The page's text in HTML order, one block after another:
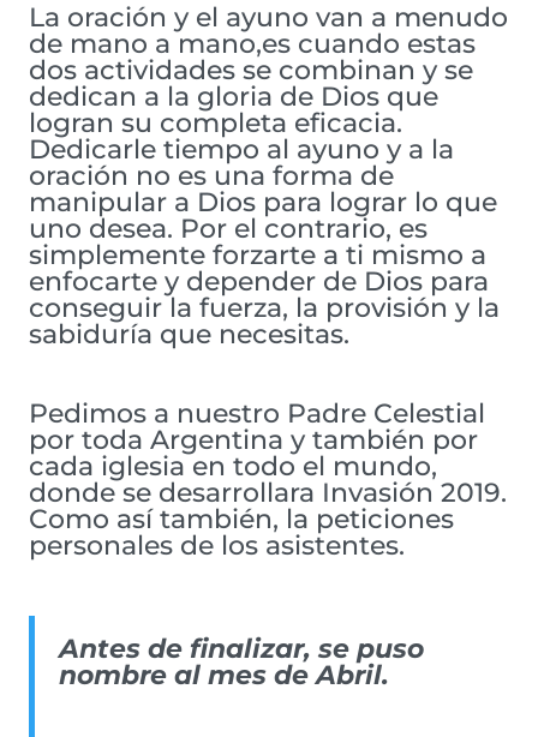
La oración y el ayuno van a menudo
de mano a mano,es cuando estas
dos actividades se combinan y se
dedican a la gloria de Dios que
logran su completa eficacia.
Dedicarle tiempo al ayuno y a la
oración no es una forma de
manipular a Dios para lograr lo que
uno desea. Por el contrario, es
simplemente forzarte a ti mismo a
enfocarte y depender de Dios para
conseguir la fuerza, la provisión y la
sabiduría que necesitas.
Pedimos a nuestro Padre Celestial
por toda Argentina y también por
cada iglesia en todo el mundo,
donde se desarrollara Invasión 2019.
Como así también, la peticiones
personales de los asistentes.
Antes de finalizar, se puso
nombre al mes de Abril.